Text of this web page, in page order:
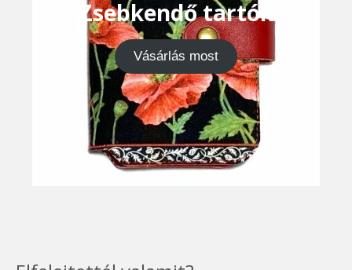
Zsebkendő tartók
Vásárlás most